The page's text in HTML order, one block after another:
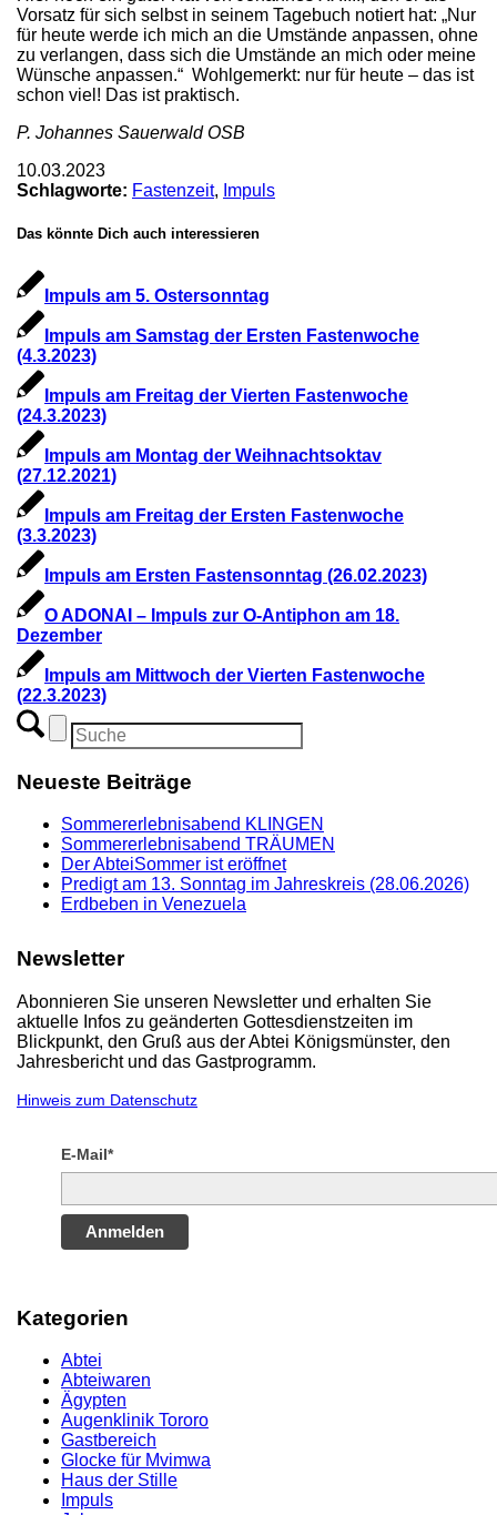
Vorsatz für sich selbst in seinem Tagebuch notiert hat: „Nur
für heute werde ich mich an die Umstände anpassen, ohne
zu verlangen, dass sich die Umstände an mich oder meine
Wünsche anpassen.“ Wohlgemerkt: nur für heute – das ist
schon viel! Das ist praktisch.
P. Johannes Sauerwald OSB
10.03.2023
Schlagworte: Fastenzeit, Impuls
Das könnte Dich auch interessieren
Impuls am 5. Ostersonntag
Impuls am Samstag der Ersten Fastenwoche
(4.3.2023)
Impuls am Freitag der Vierten Fastenwoche
(24.3.2023)
Impuls am Montag der Weihnachtsoktav
(27.12.2021)
Impuls am Freitag der Ersten Fastenwoche
(3.3.2023)
Impuls am Ersten Fastensonntag (26.02.2023)
O ADONAI – Impuls zur O-Antiphon am 18.
Dezember
Impuls am Mittwoch der Vierten Fastenwoche
(22.3.2023)
Neueste Beiträge
Sommererlebnisabend KLINGEN
Sommererlebnisabend TRÄUMEN
Der AbteiSommer ist eröffnet
Predigt am 13. Sonntag im Jahreskreis (28.06.2026)
Erdbeben in Venezuela
Newsletter
Abonnieren Sie unseren Newsletter und erhalten Sie
aktuelle Infos zu geänderten Gottesdienstzeiten im
Blickpunkt, den Gruß aus der Abtei Königsmünster, den
Jahresbericht und das Gastprogramm.
Hinweis zum Datenschutz
E-Mail*
Anmelden
Kategorien
Abtei
Abteiwaren
Ägypten
Augenklinik Tororo
Gastbereich
Glocke für Mvimwa
Haus der Stille
Impuls